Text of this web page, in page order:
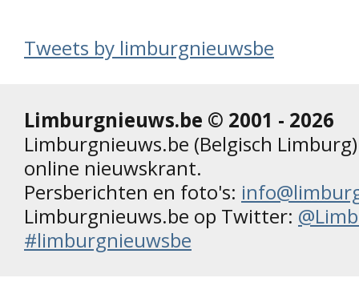
Tweets by limburgnieuwsbe
Limburgnieuws.be © 2001 - 2026
Limburgnieuws.be (Belgisch
online nieuwskrant.
Persberichten en foto's:
Limburgnieuws.be op Twitter:
#limburgnieuwsbe